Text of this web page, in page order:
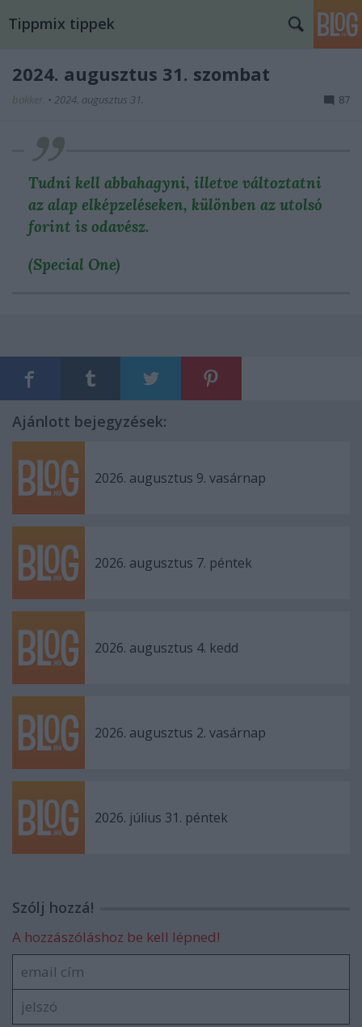
Tippmix tippek
2024. augusztus 31. szombat
bakker. • 2024. augusztus 31. 87
Tudni kell abbahagyni, illetve változtatni
az alap elképzeléseken, különben az utolsó
forint is odavész.
(Special One)
Ajánlott bejegyzések:
2026. augusztus 9. vasárnap
2026. augusztus 7. péntek
2026. augusztus 4. kedd
2026. augusztus 2. vasárnap
2026. július 31. péntek
Szólj hozzá!
A hozzászóláshoz be kell lépned!